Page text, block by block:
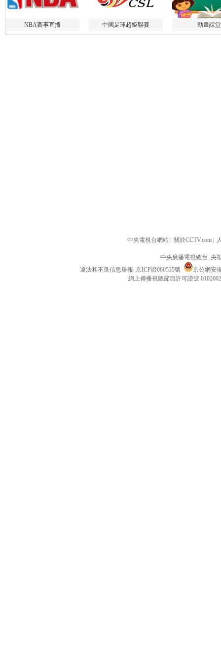
中央電視台網站 關於CCTV.com
中央廣播電視總台 央
違法和不良信息舉報 京ICP證060535號
京公網安
網上傳播視聽節目許可證號